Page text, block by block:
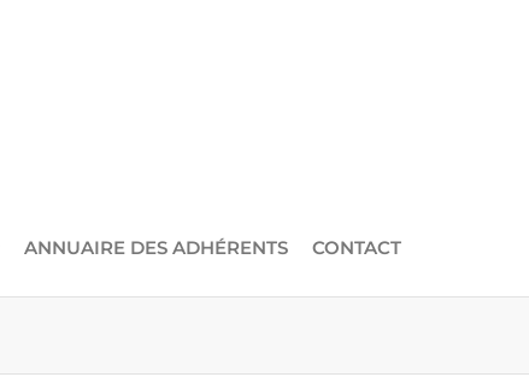
ANNUAIRE DES ADHÉRENTS CONTACT